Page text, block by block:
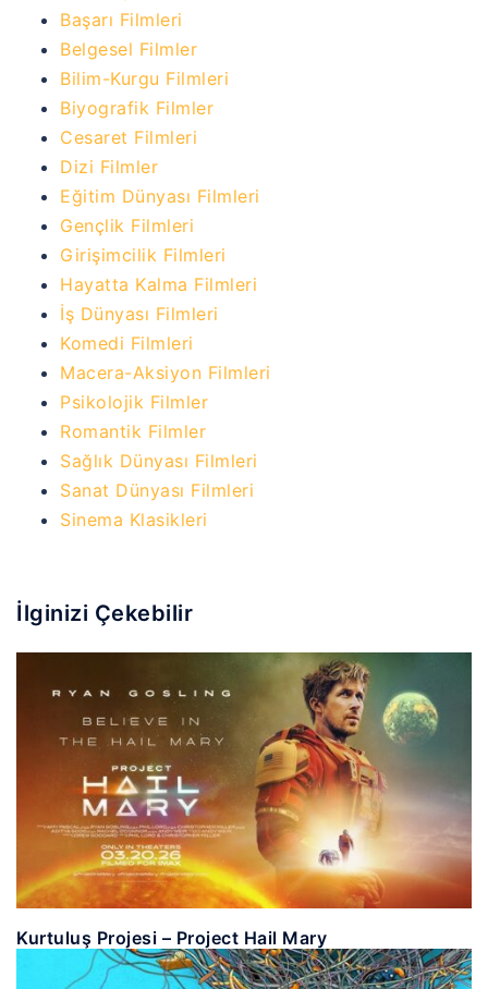
Başarı Filmleri
Belgesel Filmler
Bilim-Kurgu Filmleri
Biyografik Filmler
Cesaret Filmleri
Dizi Filmler
Eğitim Dünyası Filmleri
Gençlik Filmleri
Girişimcilik Filmleri
Hayatta Kalma Filmleri
İş Dünyası Filmleri
Komedi Filmleri
Macera-Aksiyon Filmleri
Psikolojik Filmler
Romantik Filmler
Sağlık Dünyası Filmleri
Sanat Dünyası Filmleri
Sinema Klasikleri
İlginizi Çekebilir
Kurtuluş Projesi – Project Hail Mary